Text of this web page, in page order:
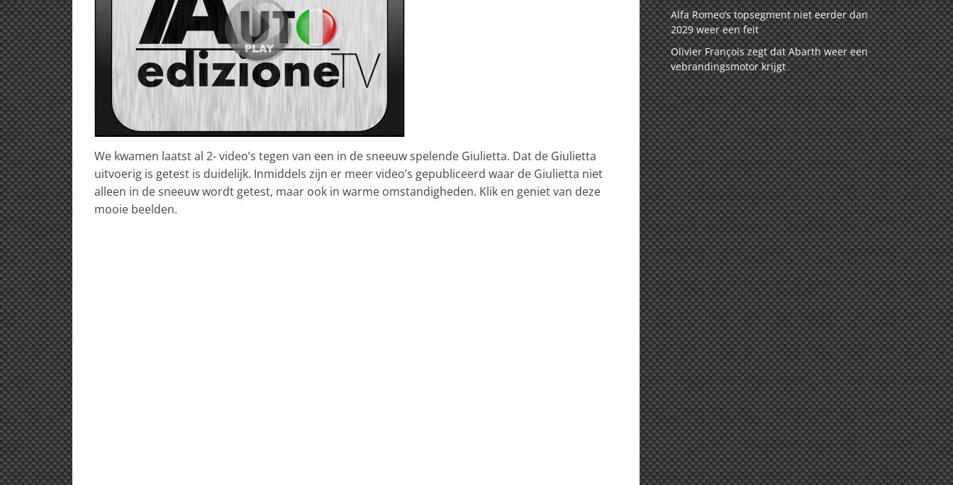
We kwamen laatst al 2- video’s tegen van een in de sneeuw spelende Giulietta. Dat de Giulietta
uitvoerig is getest is duidelijk. Inmiddels zijn er meer video’s gepubliceerd waar de Giulietta niet
alleen in de sneeuw wordt getest, maar ook in warme omstandigheden. Klik en geniet van deze
mooie beelden.
Alfa Romeo’s topsegment niet eerder dan
2029 weer een feit
Olivier François zegt dat Abarth weer een
vebrandingsmotor krijgt